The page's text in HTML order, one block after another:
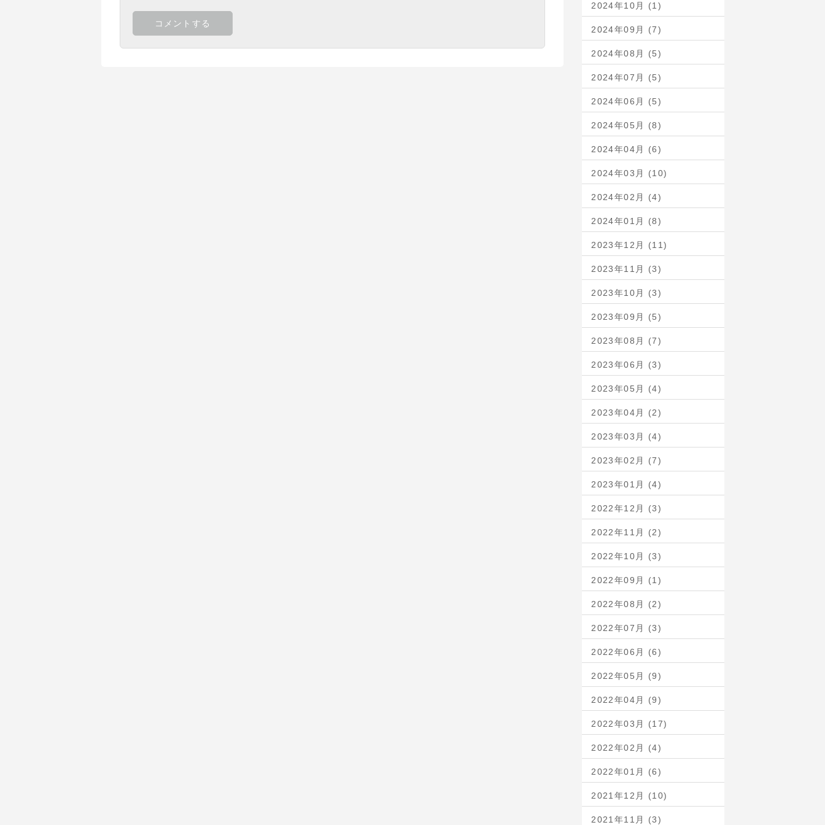
2024年10月 (1)
2024年09月 (7)
2024年08月 (5)
2024年07月 (5)
2024年06月 (5)
2024年05月 (8)
2024年04月 (6)
2024年03月 (10)
2024年02月 (4)
2024年01月 (8)
2023年12月 (11)
2023年11月 (3)
2023年10月 (3)
2023年09月 (5)
2023年08月 (7)
2023年06月 (3)
2023年05月 (4)
2023年04月 (2)
2023年03月 (4)
2023年02月 (7)
2023年01月 (4)
2022年12月 (3)
2022年11月 (2)
2022年10月 (3)
2022年09月 (1)
2022年08月 (2)
2022年07月 (3)
2022年06月 (6)
2022年05月 (9)
2022年04月 (9)
2022年03月 (17)
2022年02月 (4)
2022年01月 (6)
2021年12月 (10)
2021年11月 (3)